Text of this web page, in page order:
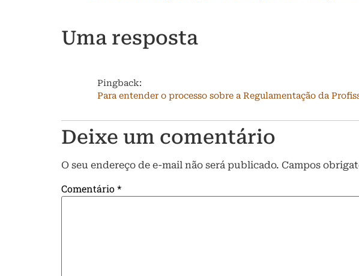
Uma resposta
Pingback:
Para entender o processo sobre a Regulamentação da
Deixe um comentário
O seu endereço de e-mail não será publicado. Campos
Comentário*